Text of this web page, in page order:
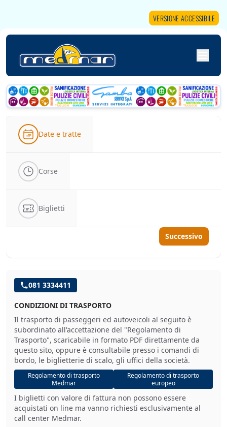
VERSIONE ACCESSIBILE
Date e tratte
Corse
Biglietti
Successivo
081 3334411
CONDIZIONI DI TRASPORTO
Il trasporto di passeggeri ed autoveicoli al seguito è
subordinato all'accettazione del "Regolamento di
Trasporto", scaricabile in formato PDF direttamente da
questo sito, oppure è consultabile presso i comandi di
bordo, le biglietterie di scalo, gli uffici della società.
Regolamento di trasporto
Medmar
Regolamento di trasporto
europeo
I biglietti con valore di fattura non possono essere
acquistati on line ma vanno richiesti esclusivamente al
call center Medmar.